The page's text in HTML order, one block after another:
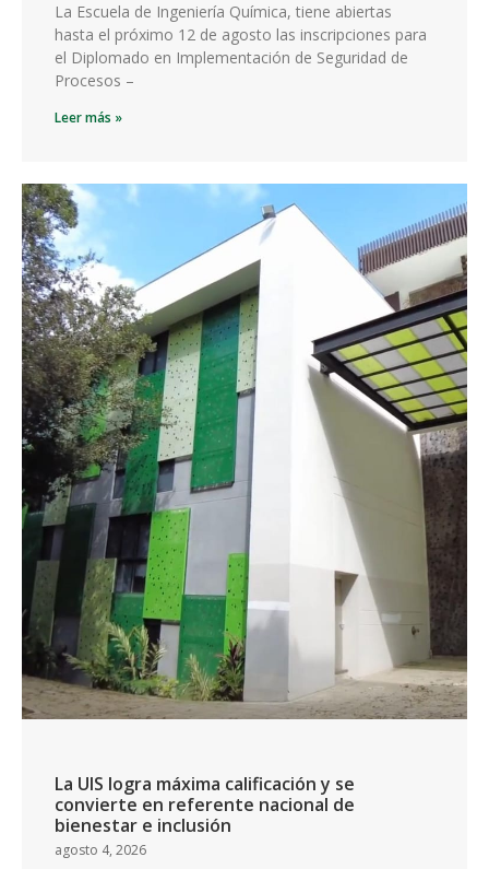
La Escuela de Ingeniería Química, tiene abiertas
hasta el próximo 12 de agosto las inscripciones para
el Diplomado en Implementación de Seguridad de
Procesos –
Leer más »
La UIS logra máxima calificación y se
convierte en referente nacional de
bienestar e inclusión
agosto 4, 2026